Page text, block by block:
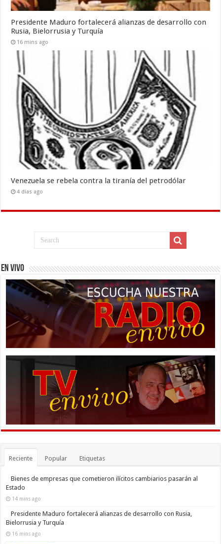
Presidente Maduro fortalecerá alianzas de desarrollo con
Rusia, Bielorrusia y Turquía
16 mins ago
Venezuela se rebela contra la tiranía del petrodólar
4 días ago
EN VIVO
Reciente Popular Etiquetas
Bienes de empresas que cometieron ilícitos cambiarios pasarán al
Estado
14 mins ago
Presidente Maduro fortalecerá alianzas de desarrollo con Rusia,
Bielorrusia y Turquía
16 mins ago